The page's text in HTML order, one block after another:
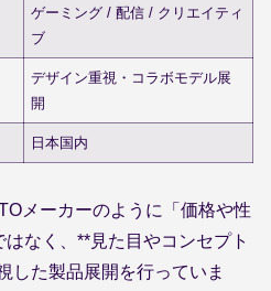
ゲーミング / 配信 / クリエイティ
ブ
デザイン重視・コラボモデル展
開
日本国内
メーカーのように「価格や性
なく、**見た目やコンセプト
した製品展開を行っていま